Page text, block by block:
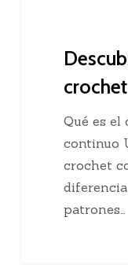
Qué es el
continuo
crochet
patrones…